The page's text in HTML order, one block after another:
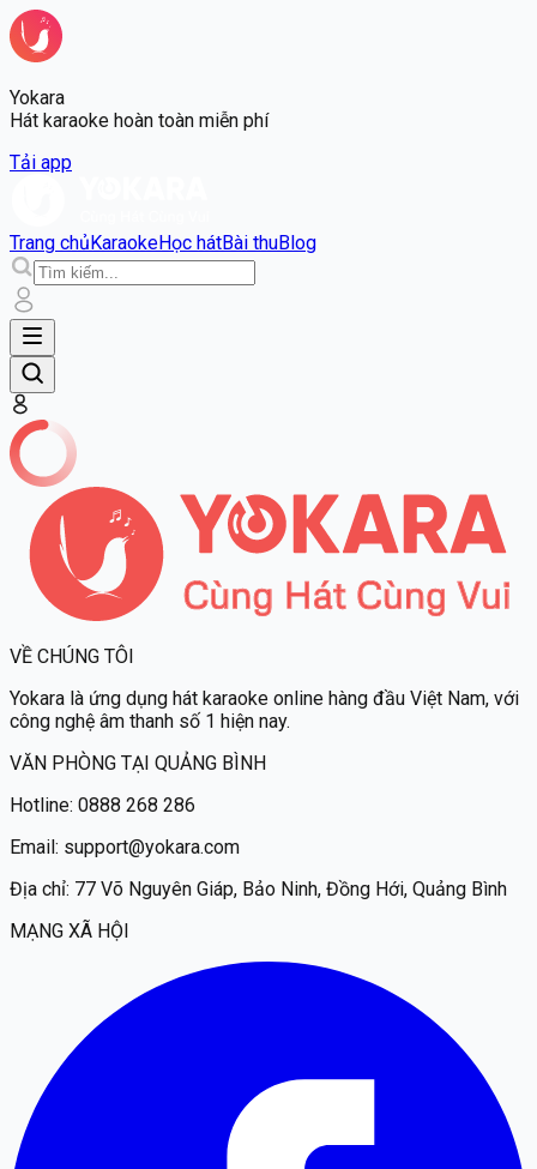
Yokara
Hát karaoke hoàn toàn miễn phí
Tải app
Trang chủKaraokeHọc hátBài thuBlog
VỀ CHÚNG TÔI
Yokara là ứng dụng hát karaoke online hàng đầu Việt Nam, với
công nghệ âm thanh số 1 hiện nay.
VĂN PHÒNG TẠI QUẢNG BÌNH
Hotline: 0888 268 286
Email: support@yokara.com
Địa chỉ: 77 Võ Nguyên Giáp, Bảo Ninh, Đồng Hới, Quảng Bình
MẠNG XÃ HỘI